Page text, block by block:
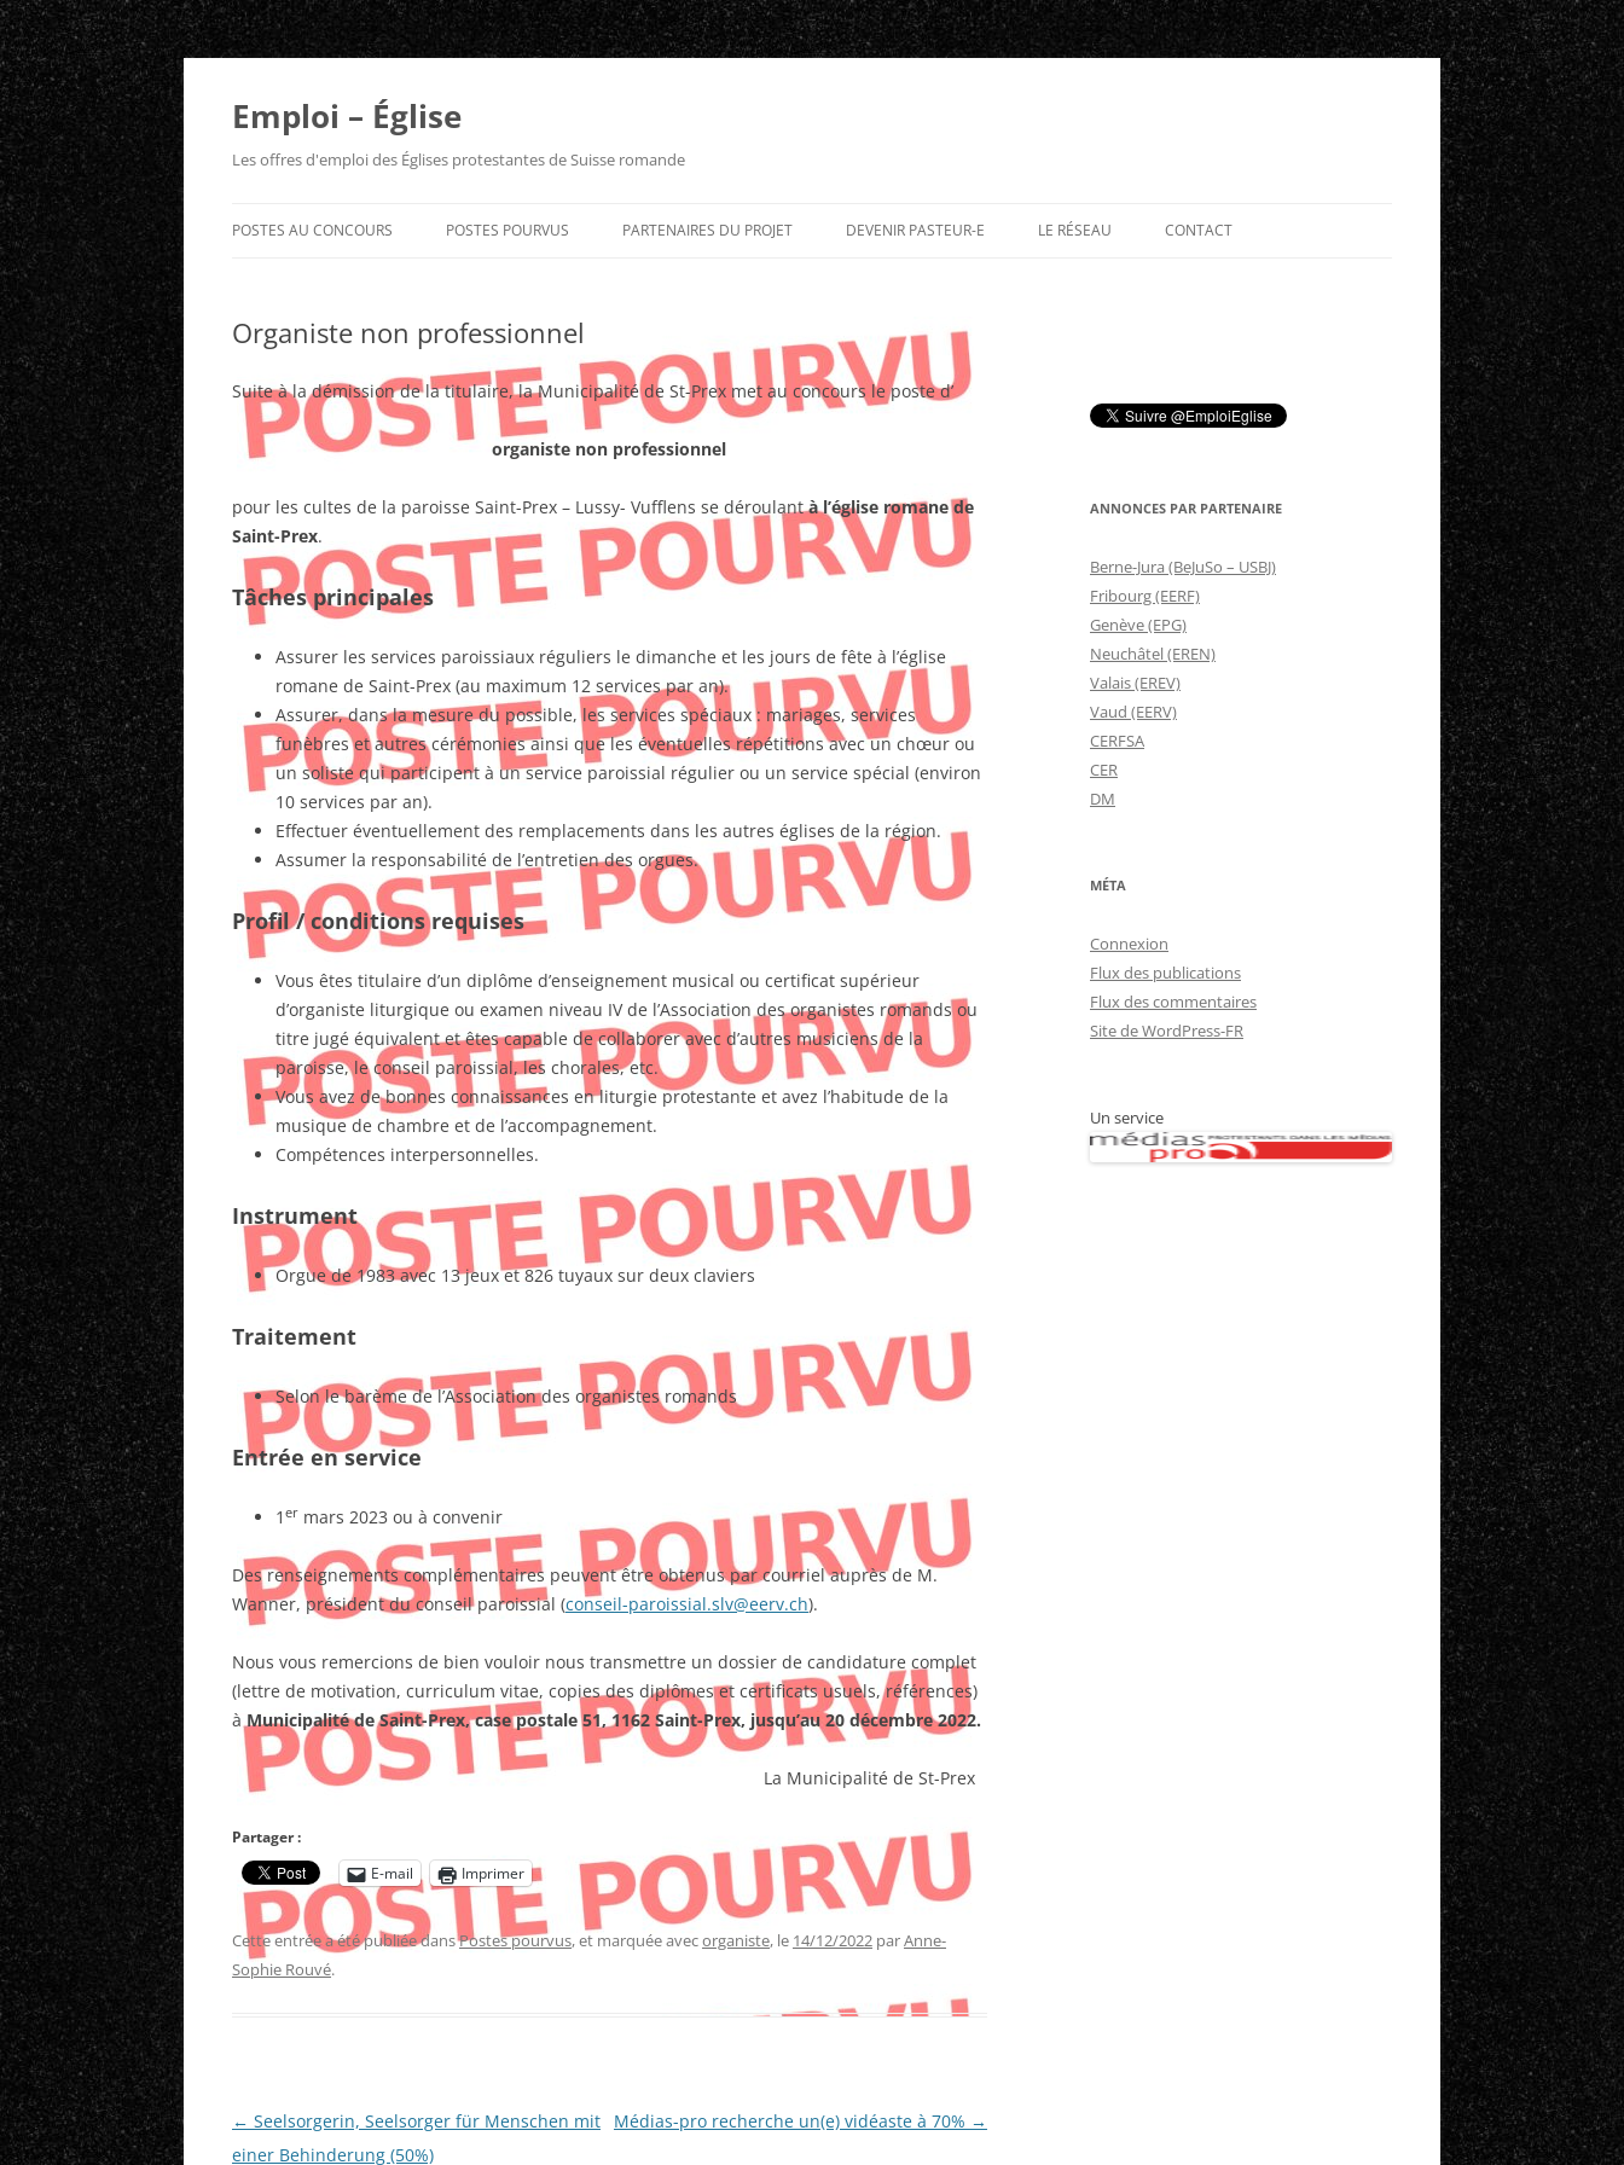
Aller
Emploi – Église
Les offres d'emploi des Églises protestantes de Suisse romande
POSTES AU CONCOURS POSTES POURVUS PARTENAIRES DU PROJET DEVENIR PASTEUR-E LE RÉSEAU CONTACT
Organiste non professionnel
Suite à la démission de la titulaire, la Municipalité de St-Prex met au concours le poste d’
organiste non professionnel
pour les cultes de la paroisse Saint-Prex – Lussy- Vufflens se déroulantà l’église romane de
Saint-Prex.
Tâches principales
Assurer les services paroissiaux réguliers le dimanche et les jours de fête à l’église
romane de Saint-Prex (au maximum 12 services par an).
Assurer, dans la mesure du possible, les services spéciaux : mariages, services
funèbres et autres cérémonies ainsi que les éventuelles répétitions avec un chœur ou
un soliste qui participent à un service paroissial régulier ou un service spécial (environ
10 services par an).
Effectuer éventuellement des remplacements dans les autres églises de la région.
Assumer la responsabilité de l’entretien des orgues.
Profil / conditions requises
Vous êtes titulaire d’un diplôme d’enseignement musical ou certificat supérieur
d’organiste liturgique ou examen niveau IV de l’Association des organistes romands ou
titre jugé équivalent et êtes capable de collaborer avec d’autres musiciens de la
paroisse, le conseil paroissial, les chorales, etc.
Vous avez de bonnes connaissances en liturgie protestante et avez l’habitude de la
musique de chambre et de l’accompagnement.
Compétences interpersonnelles.
Instrument
Orgue de 1983 avec 13 jeux et 826 tuyaux sur deux claviers
Traitement
Selon le barème de l’Association des organistes romands
Entrée en service
1 er mars 2023 ou à convenir
Des renseignements complémentaires peuvent être obtenus par courriel auprès de M.
Wanner, président du conseil paroissial (conseil-paroissial.slv@eerv.ch).
Nous vous remercions de bien vouloir nous transmettre un dossier de candidature complet
(lettre de motivation, curriculum vitae, copies des diplômes et certificats usuels, références)
àMunicipalité de Saint-Prex, case postale 51, 1162 Saint-Prex, jusqu’au 20 décembre 2022.
La Municipalité de St-Prex
Partager :
E-mail
Imprimer
Cette entrée a été publiée dansPostes pourvus, et marquée avecorganiste, le 14/12/2022 parAnne-
Sophie Rouvé.
Navigation
des
← Seelsorgerin, Seelsorger für Menschen mit
einer Behinderung (50%)
Médias-pro recherche un(e) vidéaste à 70% →
ANNONCES PAR PARTENAIRE
Berne-Jura (BeJuSo – USBJ)
Fribourg (EERF)
Genève (EPG)
Neuchâtel (EREN)
Valais (EREV)
Vaud (EERV)
CERFSA
CER
DM
MÉTA
Connexion
Flux des publications
Flux des commentaires
Site de WordPress-FR
Un service